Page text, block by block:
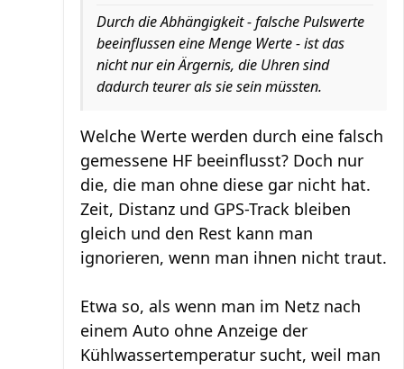
Durch die Abhängigkeit - falsche Pulswerte
beeinflussen eine Menge Werte - ist das
nicht nur ein Ärgernis, die Uhren sind
dadurch teurer als sie sein müssten.
Welche Werte werden durch eine falsch
gemessene HF beeinflusst? Doch nur
die, die man ohne diese gar nicht hat.
Zeit, Distanz und GPS-Track bleiben
gleich und den Rest kann man
ignorieren, wenn man ihnen nicht traut.
Etwa so, als wenn man im Netz nach
einem Auto ohne Anzeige der
Kühlwassertemperatur sucht, weil man